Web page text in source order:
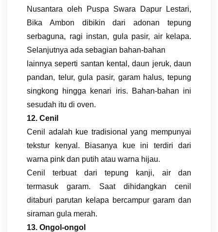
Nusantara oleh Puspa Swara Dapur Lestari,
Bika Ambon dibikin dari adonan tepung
serbaguna, ragi instan, gula pasir, air kelapa.
Selanjutnya ada sebagian bahan-bahan
lainnya seperti santan kental, daun jeruk, daun
pandan, telur, gula pasir, garam halus, tepung
singkong hingga kenari iris. Bahan-bahan ini
sesudah itu di oven.
12. Cenil
Cenil adalah kue tradisional yang mempunyai
tekstur kenyal. Biasanya kue ini terdiri dari
warna pink dan putih atau warna hijau.
Cenil terbuat dari tepung kanji, air dan
termasuk garam. Saat dihidangkan cenil
ditaburi parutan kelapa bercampur garam dan
siraman gula merah.
13. Ongol-ongol